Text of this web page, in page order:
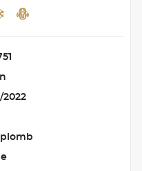
2022
plomb